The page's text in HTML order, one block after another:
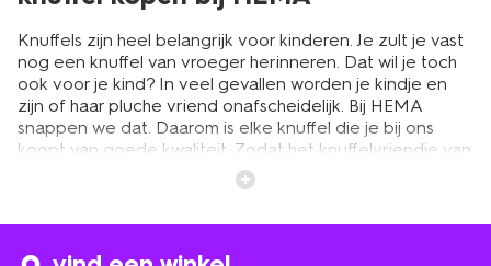
Knuffels zijn heel belangrijk voor kinderen. Je zult je vast
nog een knuffel van vroeger herinneren. Dat wil je toch
ook voor je kind? In veel gevallen worden je kindje en
zijn of haar pluche vriend onafscheidelijk. Bij HEMA
snappen we dat. Daarom is elke knuffel die je bij ons
koopt van goede kwaliteit. Zodat het knuffelvriendje van
je zoon of dochter jarenlang mee gaat. Tip: koop
meteen een tweede knuffel op reserve. Handig voor als
of kwijt raakt.